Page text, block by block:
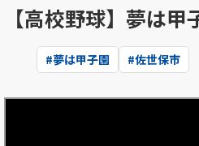
【高校野球】夢は
#夢は甲子園 #佐世保市